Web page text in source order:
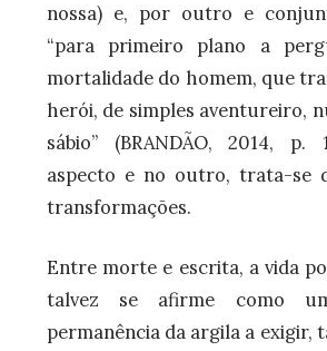
nossa) e, por outro e
“para primeiro plano a
mortalidade do homem, que
herói, de simples aventureiro,
sábio” (BRANDÃO, 2014,
aspecto e no outro, trata-se
transformações.
Entre morte e escrita, a vida
talvez se afirme como
permanência da argila a exigir,